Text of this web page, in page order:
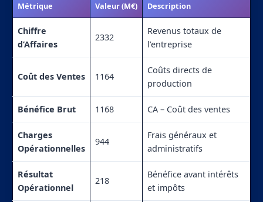
Métrique Valeur (M€) Description
Chiffre
d’Affaires
2332
Revenus totaux de
l’entreprise
Coût des Ventes 1164
Coûts directs de
production
Bénéfice Brut 1168 CA – Coût des ventes
Charges
Opérationnelles
944
Frais généraux et
administratifs
Résultat
Opérationnel
218
Bénéfice avant intérêts
et impôts